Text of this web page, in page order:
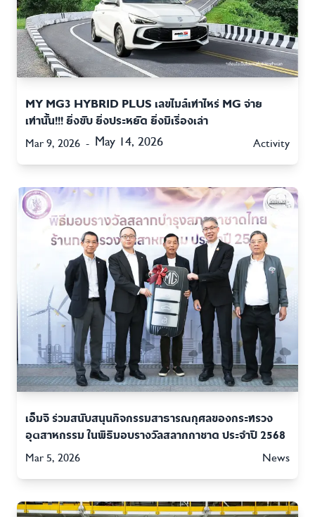
MY MG3 HYBRID PLUS เลขไมล์เท่าไหร่ MG จ่าย
เท่านั้น!!! ยิ่งขับ ยิ่งประหยัด ยิ่งมีเรื่องเล่า
Mar 9, 2026 - May 14, 2026 Activity
เอ็มจี ร่วมสนับสนุนกิจกรรมสาธารณกุศลของกระทรวง
อุตสาหกรรม ในพิธีมอบรางวัลสลากกาชาด ประจำปี 2568
Mar 5, 2026
News